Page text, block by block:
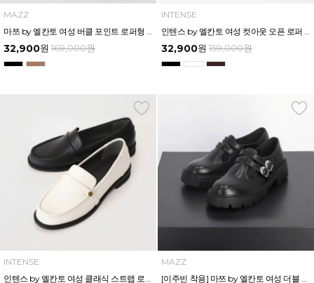
MAZZ
마쯔 by 엘칸토 여성 버클 포인트 로퍼형 슬링백 3.5cm LCWO99M613
32,900원 169,000원
INTENSE
인텐스 by 엘칸토 여성 컷아웃 오픈 로퍼 2.5cm LCWO41I613
32,900원 159,000원
INTENSE
인텐스 by 엘칸토 여성 클래식 스트랩 로퍼 2cm LCWD72I613
MAZZ
[이주빈 착용] 마쯔 by 엘칸토 여성 더블 T스트랩 캐주얼 로퍼 4.5cm LCWC60M539